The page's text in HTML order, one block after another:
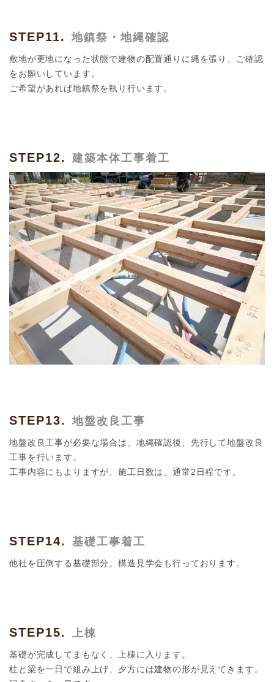
STEP11. 地鎮祭・地縄確認
敷地が更地になった状態で建物の配置通りに縄を張り、ご確認
をお願いしています。
ご希望があれば地鎮祭を執り行います。
STEP12. 建築本体工事着工
STEP13. 地盤改良工事
地盤改良工事が必要な場合は、地縄確認後、先行して地盤改良
工事を行います。
工事内容にもよりますが、施工日数は、通常2日程です。
STEP14. 基礎工事着工
他社を圧倒する基礎部分。構造見学会も行っております。
STEP15. 上棟
基礎が完成してまもなく、上棟に入ります。
柱と梁を一日で組み上げ、夕方には建物の形が見えてきます。